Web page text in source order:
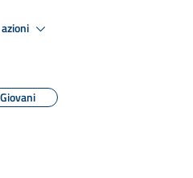
Giovani